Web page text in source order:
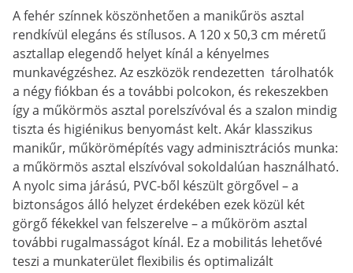
A fehér színnek köszönhetően a manikűrös asztal
rendkívül elegáns és stílusos. A 120 x 50,3 cm méretű
asztallap elegendő helyet kínál a kényelmes
munkavégzéshez. Az eszközök rendezetten tárolhatók
a négy fiókban és a további polcokon, és rekeszekben
így a műkörmös asztal porelszívóval és a szalon mindig
tiszta és higiénikus benyomást kelt. Akár klasszikus
manikűr, műkörömépítés vagy adminisztrációs munka:
a műkörmös asztal elszívóval sokoldalúan használható.
A nyolc sima járású, PVC-ből készült görgővel – a
biztonságos álló helyzet érdekében ezek közül két
görgő fékekkel van felszerelve – a műköröm asztal
további rugalmasságot kínál. Ez a mobilitás lehetővé
teszi a munkaterület flexibilis és optimalizált